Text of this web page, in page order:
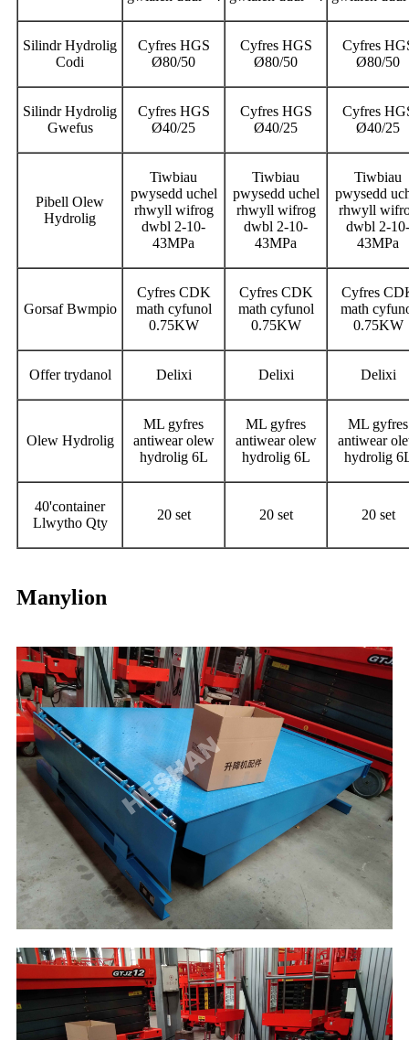
Silindr Hydrolig
Codi
Cyfres HGS
Ø80/50
Cyfres HGS
Ø80/50
Cyfres
Ø80/50
Silindr Hydrolig
Gwefus
Cyfres HGS
Ø40/25
Cyfres HGS
Ø40/25
Cyfres
Ø40/25
Pibell Olew
Hydrolig
Tiwbiau
pwysedd uchel
rhwyll wifrog
dwbl 2-10-
43MPa
Tiwbiau
pwysedd uchel
rhwyll wifrog
dwbl 2-10-
43MPa
Tiwbiau
pwysedd
rhwyll
dwbl 2-10-
43MPa
Gorsaf Bwmpio
Cyfres CDK
math cyfunol
0.75KW
Cyfres CDK
math cyfunol
0.75KW
Cyfres
math
0.75KW
Offer trydanol Delixi Delixi Delixi
Olew Hydrolig
ML gyfres
antiwear olew
hydrolig 6L
ML gyfres
antiwear olew
hydrolig 6L
ML gyfres
antiwear
hydrolig
40'container
Llwytho Qty
20 set 20 set 20 set
Manylion